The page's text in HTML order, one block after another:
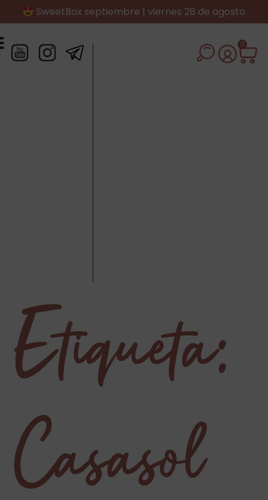
SweetBox septiembre | viernes 28 de agosto
0
Etiqueta:
Casasol